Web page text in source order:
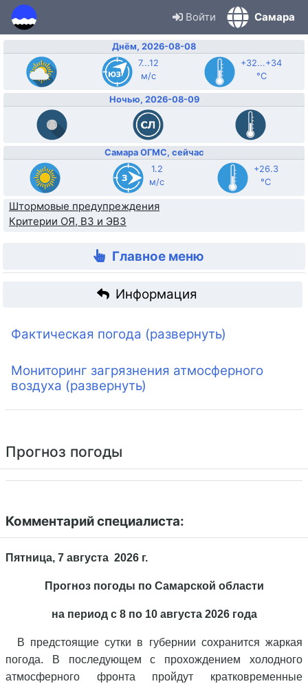
Войти Самара
Днём, 2026-08-08
7...12
м/с
+32...+34
°C
Ночью, 2026-08-09
Самара ОГМС, сейчас
1.2
м/с
+26.3
°C
Штормовые предупреждения
Критерии ОЯ, ВЗ и ЭВЗ
Главное меню
Информация
Фактическая погода (развернуть)
Мониторинг загрязнения атмосферного
воздуха (развернуть)
Прогноз погоды
Комментарий специалиста:
Пятница, 7 августа 2026 г.
Прогноз погоды по Самарской области
на период с 8 по 10 августа 2026 года
В предстоящие сутки в губернии сохранится жаркая
погода. В последующем с прохождением холодного
атмосферного фронта пройдут кратковременные